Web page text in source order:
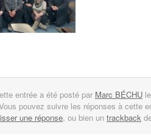
entrée a été posté par Marc BÉCHU
pouvez suivre les réponses à cette
une réponse, ou bien un trackback